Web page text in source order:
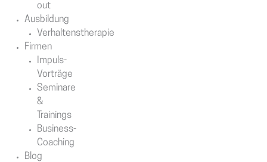
out
Ausbildung
Verhaltenstherapie
Firmen
Impuls-
Vorträge
Seminare
&
Trainings
Business-
Coaching
Blog